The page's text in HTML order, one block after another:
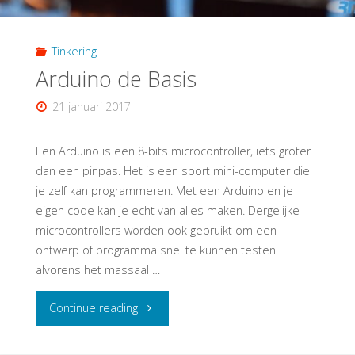
Tinkering
Arduino de Basis
21 januari 2017
Een Arduino is een 8-bits microcontroller, iets groter
dan een pinpas. Het is een soort mini-computer die
je zelf kan programmeren. Met een Arduino en je
eigen code kan je echt van alles maken. Dergelijke
microcontrollers worden ook gebruikt om een
ontwerp of programma snel te kunnen testen
alvorens het massaal …
Continue reading"Arduino